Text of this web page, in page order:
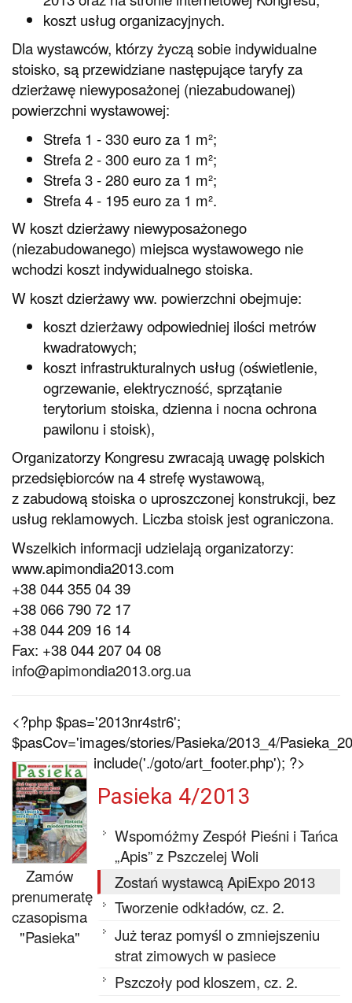
koszt usług organizacyjnych.
Dla wystawców, którzy życzą sobie indywidualne
stoisko, są przewidziane następujące taryfy za
dzierżawę niewyposażonej (niezabudowanej)
powierzchni wystawowej:
Strefa 1 - 330 euro za 1 m²;
Strefa 2 - 300 euro za 1 m²;
Strefa 3 - 280 euro za 1 m²;
Strefa 4 - 195 euro za 1 m².
W koszt dzierżawy niewyposażonego
(niezabudowanego) miejsca wystawowego nie
wchodzi koszt indywidualnego stoiska.
W koszt dzierżawy ww. powierzchni obejmuje:
koszt dzierżawy odpowiedniej ilości metrów
kwadratowych;
koszt infrastrukturalnych usług (oświetlenie,
ogrzewanie, elektryczność, sprzątanie
terytorium stoiska, dzienna i nocna ochrona
pawilonu i stoisk),
Organizatorzy Kongresu zwracają uwagę polskich
przedsiębiorców na 4 strefę wystawową,
z zabudową stoiska o uproszczonej konstrukcji, bez
usług reklamowych. Liczba stoisk jest ograniczona.
Wszelkich informacji udzielają organizatorzy:
www.apimondia2013.com
+38 044 355 04 39
+38 066 790 72 17
+38 044 209 16 14
Fax: +38 044 207 04 08
info@apimondia2013.org.ua
<?php $pas='2013nr4str6';
$pasCov='images/stories/Pasieka/2013_4/
include('./goto/art_footer.php'); ?>
Zamów
prenumeratę
czasopisma
"Pasieka"
Pasieka 4/2013
Wspomóżmy Zespół Pieśni i Tańca
„Apis” z Pszczelej Woli
Zostań wystawcą ApiExpo 2013
Tworzenie odkładów, cz. 2.
Już teraz pomyśl o zmniejszeniu
strat zimowych w pasiece
Pszczoły pod kloszem, cz. 2.